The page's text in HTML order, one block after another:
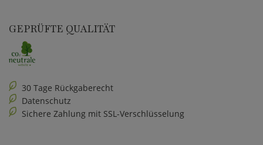
GEPRÜFTE QUALITÄT
30 Tage Rückgaberecht
Datenschutz
Sichere Zahlung mit SSL-Verschlüsselung